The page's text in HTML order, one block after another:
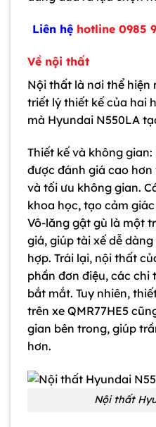
Liên hệ hotline 0985
Về nội thất
Nội thất là nơi thể hiện
triết lý thiết kế của hai
mà Hyundai N550LA
Thiết kế và không
được đánh giá cao
và tối ưu không gian.
khoa học, tạo cảm
Vô-lăng gật gù là một
giá, giúp tài xế dễ
hợp. Trái lại, nội thất
phần đơn điệu, các chi
bắt mắt. Tuy nhiên,
trên xe QMR77HE5
gian bên trong, giúp
hơn.
Nội thất